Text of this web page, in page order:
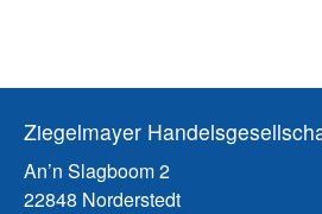
Ziegelmayer
An’n Slagboom 2
22848 Norderstedt